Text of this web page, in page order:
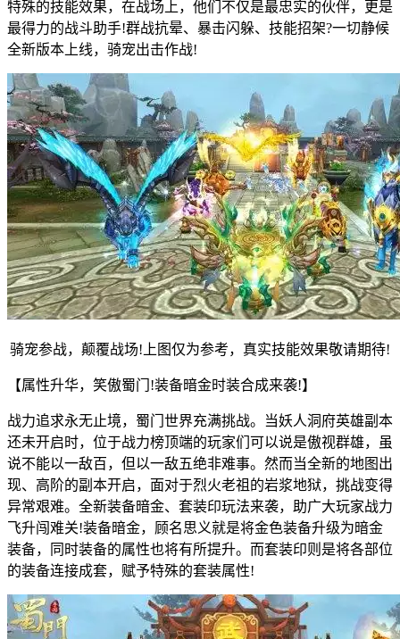
特殊的技能效果，在战场上，他们不仅是最忠实的伙伴，更是
最得力的战斗助手!群战抗晕、暴击闪躲、技能招架?一切静候
全新版本上线，骑宠出击作战!
骑宠参战，颠覆战场!上图仅为参考，真实技能效果敬请期待!
【属性升华，笑傲蜀门!装备暗金时装合成来袭!】
战力追求永无止境，蜀门世界充满挑战。当妖人洞府英雄副本
还未开启时，位于战力榜顶端的玩家们可以说是傲视群雄，虽
说不能以一敌百，但以一敌五绝非难事。然而当全新的地图出
现、高阶的副本开启，面对于烈火老祖的岩浆地狱，挑战变得
异常艰难。全新装备暗金、套装印玩法来袭，助广大玩家战力
飞升闯难关!装备暗金，顾名思义就是将金色装备升级为暗金
装备，同时装备的属性也将有所提升。而套装印则是将各部位
的装备连接成套，赋予特殊的套装属性!